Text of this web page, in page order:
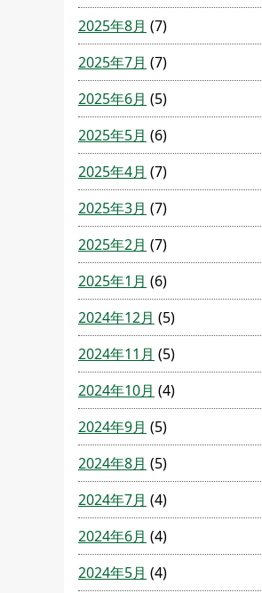
2025年8月 (7)
2025年7月 (7)
2025年6月 (5)
2025年5月 (6)
2025年4月 (7)
2025年3月 (7)
2025年2月 (7)
2025年1月 (6)
2024年12月 (5)
2024年11月 (5)
2024年10月 (4)
2024年9月 (5)
2024年8月 (5)
2024年7月 (4)
2024年6月 (4)
2024年5月 (4)